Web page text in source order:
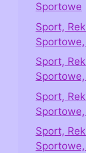
Sportowe
Sport,
Sport,
Sport,
Sport,